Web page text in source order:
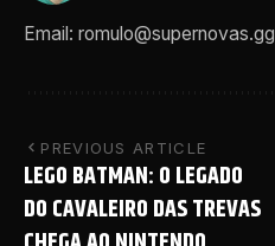
Email: romulo@supernovas.gg
PREVIOUS ARTICLE
LEGO BATMAN: O LEGADO
DO CAVALEIRO DAS TREVAS